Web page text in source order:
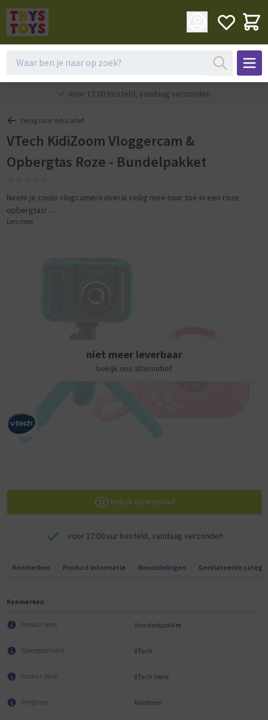
Voor 17:00 besteld, vandaag verzonden
terug naar educatief
VTech KidiZoom Vloggercam &
Opbergtas Roze - Bundelpakket
Neem je coole vlogcamera overal veilig mee naar toe in een roze
opbergtas!
- Camera en green screen klaar? Vloggen maar!
- Maak de coolste video's met meer dan 20 geanimeerde
Van vliegen tot onzichtbaar worden, het kan allemaal!
- Met flip-up lens zodat je eenvoudig een selfie-video kunt vastleggen
- 2.4 inch kleuren lcd-scherm
- MicroSD-kaart ingang om het standaard geheugen van 256MB uit te
breiden
- Stevig en duurzaam design
Met deze stevige tas met ritssluiting heb je altijd en overal je
batterijen, usb-kabel, handleiding etc. Draagriem (verstelbaar & los te
Lees meer
niet meer leverbaar
bekijk ons alternatief
bekijk alternatief
voor 17:00 uur besteld, vandaag verzonden
Kenmerken Product informatie Beoordelingen Gerelateerde
Kenmerken
Product soort Voordeelpakket
Speelgoed merk VTech
Product Serie VTech Serie
Doelgroep Kinderen